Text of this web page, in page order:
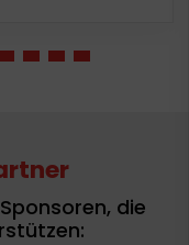
die